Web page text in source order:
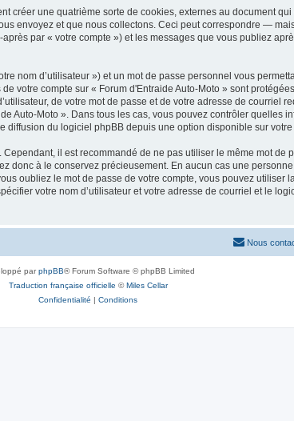
créer une quatrième sorte de cookies, externes au document
envoyez et que nous collectons. Ceci peut correspondre —
par « votre compte ») et les messages que vous publiez
nom d’utilisateur ») et un mot de passe personnel vous
votre compte sur « Forum d'Entraide Auto-Moto » sont
de votre mot de passe et de votre adresse de courriel
Auto-Moto ». Dans tous les cas, vous pouvez contrôler quelles
du logiciel phpBB depuis une option disponible sur votre
il est recommandé de ne pas utiliser le même mot de
donc à le conservez précieusement. En aucun cas une
oubliez le mot de passe de votre compte, vous pouvez utiliser
votre nom d’utilisateur et votre adresse de courriel et le
Nous
parphpBB® Forum Software © phpBB Limited
Traduction française officielle ©Miles Cellar
Confidentialité | Conditions